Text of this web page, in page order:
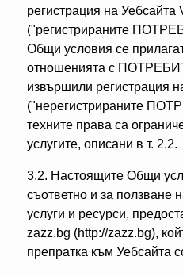
регистрация на Уебсайта
("регистрираните
Общи условия се
отношенията с
извършили регистрация
("нерегистрираните
техните права са
услугите, описани в т. 2.2.
3.2. Настоящите Общи
съответно и за ползване
услуги и ресурси,
zazz.bg (http://zazz.bg),
препратка към Уебсайта